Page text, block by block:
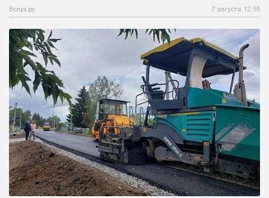
Вслух.ру 7 августа, 12:55